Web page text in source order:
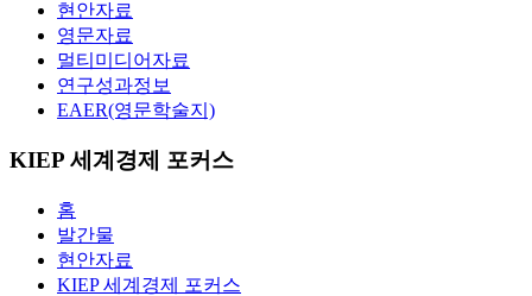
현안자료
영문자료
멀티미디어자료
연구성과정보
EAER(영문학술지)
KIEP 세계경제 포커스
홈
발간물
현안자료
KIEP 세계경제 포커스